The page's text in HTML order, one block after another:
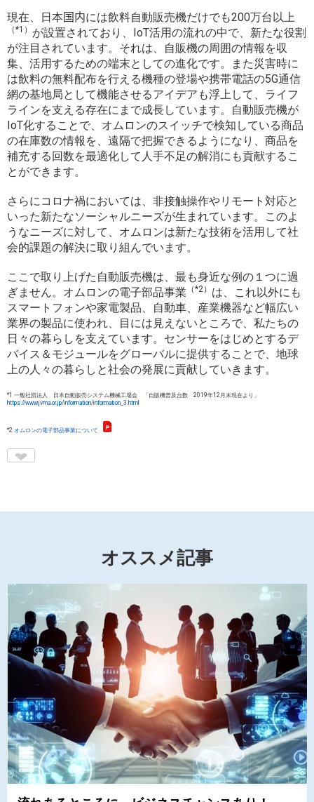
現在、日本国内には飲料自動販売機だけでも200万台以上
（*1） が設置されており、 IoT活用の流れの中で、新たな役割
が注目されています。それは、自販機の周囲の情報を収
集、活用するための端末としての進化です。また災害時に
は飲料の無料配布を行える機種の登場や携帯電話の5G通信
網の基地局として機能させるアイデアも浮上して、ライフ
ラインを支える存在にまで成長しています。自動販売機が
IoT化することで、オムロンのスイッチで検知している商品
の在庫数の情報を、遠隔で把握できるようになり、商品を
補充する回数を最適化して人手不足の解消にも貢献するこ
とができます。
さらにコロナ禍においては、非接触操作やリモート対応と
いった新たなソーシャルニーズが生まれています。このよ
うなニーズに対して、オムロンは新たな技術を活用して社
会的課題の解決に取り組んでいます。
ここで取り上げた自動販売機は、最も身近な例の１つに過
ぎません。オムロンの電子部品事業 （*2） は、これ以外にも
スマートフォンや家電製品、自動車、産業機器など幅広い
業界の製品に使われ、目には見えないところで、私たちの
日々の暮らしを支えています。センサーをはじめとするデ
バイス＆モジュールをグローバルに提供することで、地球
上の人々の暮らしと社会の発展に貢献していきます。
*1 一般社団法人 日本自動販売システム機械工場会 「 自販機普及台数 2019年12 月末現在より」
https://www.jvma.or.jp/information/information_3.html
*2 オムロンの電子部品事業について
♥
オススメ記事